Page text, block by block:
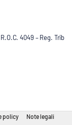
4049 – Reg. Trib
policy Note legali